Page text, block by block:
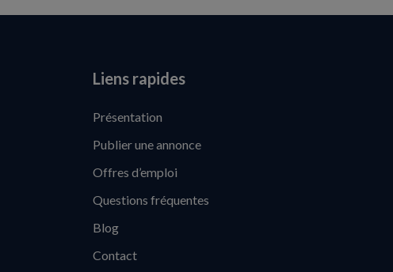
Liens rapides
Présentation
Publier une annonce
Offres d’emploi
Questions fréquentes
Blog
Contact